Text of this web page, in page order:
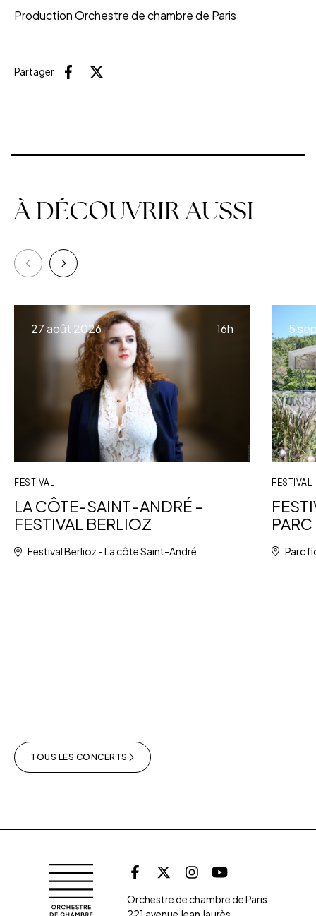
Production Orchestre de chambre de Paris
Partager FacebookX (Twitter)
À DÉCOUVRIR AUSSI
FESTIVAL
LA CÔTE-SAINT-ANDRÉ -
FESTIVAL BERLIOZ
27 août 2026 à
16h
Festival Berlioz - La côte Saint-André
FESTIVAL
5
Parc
TOUS LES CONCERTS
Orchestre de chambre de Paris
Retrouvez
FacebookX (Twitter)
InstagramYoutube
Orchestre de chambre de Paris